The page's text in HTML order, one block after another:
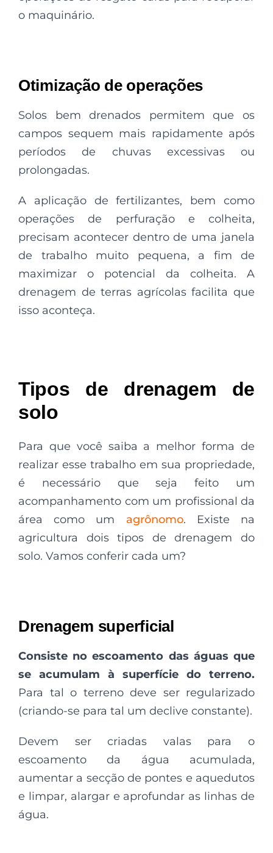
o maquinário.
Otimização de operações
Solos bem drenados permitem que os
campos sequem mais rapidamente após
períodos de chuvas excessivas ou
prolongadas.
A aplicação de fertilizantes, bem como
operações de perfuração e colheita,
precisam acontecer dentro de uma janela
de trabalho muito pequena, a fim de
maximizar o potencial da colheita. A
drenagem de terras agrícolas facilita que
isso aconteça.
Tipos de drenagem de
solo
Para que você saiba a melhor forma de
realizar esse trabalho em sua propriedade,
é necessário que seja feito um
acompanhamento com um profissional da
área como um agrônomo. Existe na
agricultura dois tipos de drenagem do
solo. Vamos conferir cada um?
Drenagem superficial
Consiste no escoamento das águas que
se acumulam à superfície do terreno.
Para tal o terreno deve ser regularizado
(criando-se para tal um declive constante).
Devem ser criadas valas para o
escoamento da água acumulada,
aumentar a secção de pontes e aquedutos
e limpar, alargar e aprofundar as linhas de
água.